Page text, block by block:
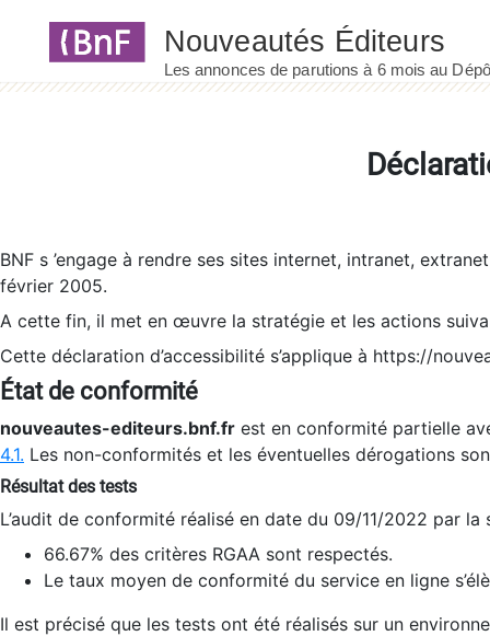
BNF s ’engage à rendre ses sites internet, intranet,
février 2005.
A cette fin, il met en œuvre la stratégie et les actions
Cette déclaration d’accessibilité s’applique à https://
État de conformité
nouveautes-editeurs.bnf.fr est en conformité partielle
4.1. Les non-conformités et les éventuelles dérogations
Résultat des tests
L’audit de conformité réalisé en date du 09/11/2022 par
66.67% des critères RGAA sont respectés.
Le taux moyen de conformité du service en ligne
Il est précisé que les tests ont été réalisés sur un